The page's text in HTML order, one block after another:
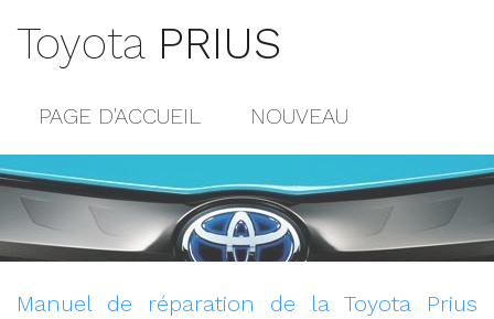
Toyota PRIUS
PAGE D'ACCUEIL NOUVEAU
POPULAIRE
CONTACTS
Manuel de réparation de la Toyota Prius